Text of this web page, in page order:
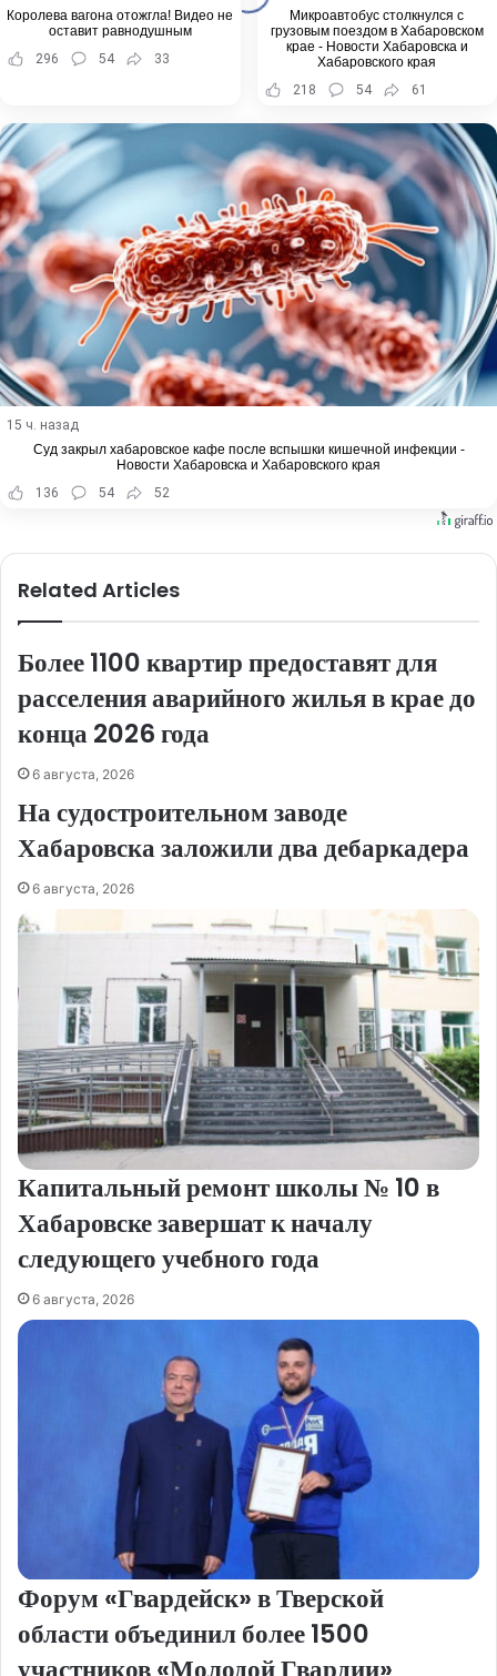
Королева вагона отожгла! Видео не
оставит равнодушным
296
54 33
Микроавтобус столкнулся с
грузовым поездом в Хабаровском
крае - Новости Хабаровска и
Хабаровского края
218
54 61
15 ч. назад
Суд закрыл хабаровское кафе после вспышки кишечной инфекции -
Новости Хабаровска и Хабаровского края
136
54 52
Related Articles
Более 1100 квартир предоставят для
расселения аварийного жилья в крае до
конца 2026 года
6 августа, 2026
На судостроительном заводе
Хабаровска заложили два дебаркадера
6 августа, 2026
Капитальный ремонт школы № 10 в
Хабаровске завершат к началу
следующего учебного года
6 августа, 2026
Форум «Гвардейск» в Тверской
области объединил более 1500